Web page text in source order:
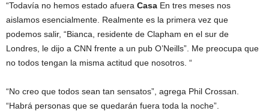
“Todavía no hemos estado afuera Casa En tres meses nos
aislamos esencialmente. Realmente es la primera vez que
podemos salir, “Bianca, residente de Clapham en el sur de
Londres, le dijo a CNN frente a un pub O’Neills”. Me preocupa que
no todos tengan la misma actitud que nosotros. “
“No creo que todos sean tan sensatos”, agrega Phil Crossan.
“Habrá personas que se quedarán fuera toda la noche”.